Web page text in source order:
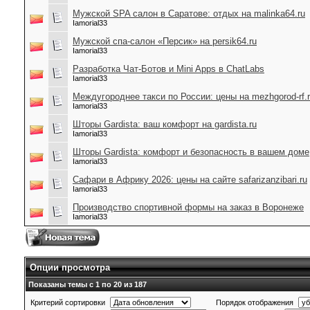
Мужской SPA салон в Саратове: отдых на malinka64.ru
Iamorial33
Мужской спа-салон «Персик» на persik64.ru
Iamorial33
Разработка Чат-Ботов и Mini Apps в ChatLabs
Iamorial33
Междугороднее такси по России: цены на mezhgorod-
Iamorial33
Шторы Gardista: ваш комфорт на gardista.ru
Iamorial33
Шторы Gardista: комфорт и безопасность в вашем доме
Iamorial33
Сафари в Африку 2026: цены на сайте safarizanzibari.ru
Iamorial33
Производство спортивной формы на заказ в Воронеже
Iamorial33
Опции просмотра
Показаны темы с 1 по 20 из 187
Критерий сортировки Порядок отображения